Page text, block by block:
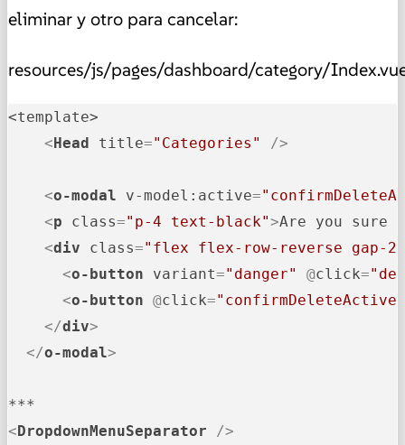
eliminar y otro para cancelar:
resources/js/pages/dashboard/category/
<template>
< Head title="Categories" />
<o-modal v-model:active=
<p class="p-4 text-black">Are you sure
<div class="flex flex-row-reverse gap-2
<o-button variant="danger" @click=
<o-button @click=
</div>
</o-modal>
< DropdownMenuSeparator />